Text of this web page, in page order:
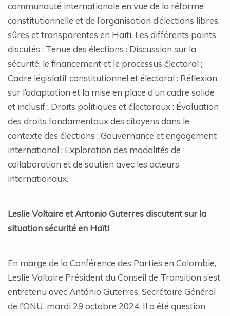
communauté internationale en vue de la réforme
constitutionnelle et de l’organisation d’élections libres,
sûres et transparentes en Haïti. Les différents points
discutés : Tenue des élections : Discussion sur la
sécurité, le financement et le processus électoral ;
Cadre législatif constitutionnel et électoral : Réflexion
sur l’adaptation et la mise en place d’un cadre solide
et inclusif ; Droits politiques et électoraux : Évaluation
des droits fondamentaux des citoyens dans le
contexte des élections ; Gouvernance et engagement
international : Exploration des modalités de
collaboration et de soutien avec les acteurs
internationaux.
Leslie Voltaire et Antonio Guterres discutent sur la
situation sécurité en Haïti
En marge de la Conférence des Parties en Colombie,
Leslie Voltaire Président du Conseil de Transition s’est
entretenu avec António Guterres, Secrétaire Général
de l’ONU, mardi 29 octobre 2024. Il a été question